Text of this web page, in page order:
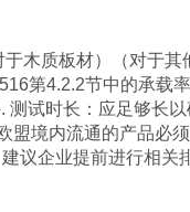
木质板材）（对于
第4.2.2节中的承载率
测试时长：应足够长
盟境内流通的产品必
议企业提前进行相